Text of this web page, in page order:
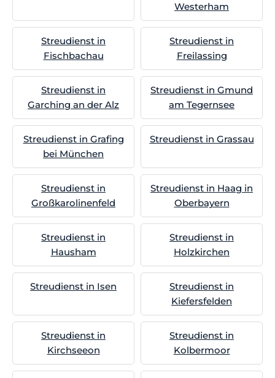
Westerham
Streudienst in
Fischbachau
Streudienst in
Freilassing
Streudienst in
Garching an der Alz
Streudienst in Gmund
am Tegernsee
Streudienst in Grafing
bei München
Streudienst in Grassau
Streudienst in
Großkarolinenfeld
Streudienst in Haag in
Oberbayern
Streudienst in
Hausham
Streudienst in
Holzkirchen
Streudienst in Isen
Streudienst in
Kiefersfelden
Streudienst in
Kirchseeon
Streudienst in
Kolbermoor